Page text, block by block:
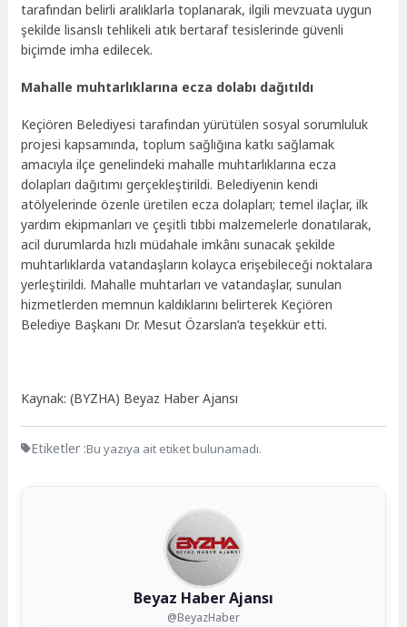
tarafından belirli aralıklarla toplanarak, ilgili mevzuata uygun
şekilde lisanslı tehlikeli atık bertaraf tesislerinde güvenli
biçimde imha edilecek.
Mahalle muhtarlıklarına ecza dolabı dağıtıldı
Keçiören Belediyesi tarafından yürütülen sosyal sorumluluk
projesi kapsamında, toplum sağlığına katkı sağlamak
amacıyla ilçe genelindeki mahalle muhtarlıklarına ecza
dolapları dağıtımı gerçekleştirildi. Belediyenin kendi
atölyelerinde özenle üretilen ecza dolapları; temel ilaçlar, ilk
yardım ekipmanları ve çeşitli tıbbi malzemelerle donatılarak,
acil durumlarda hızlı müdahale imkânı sunacak şekilde
muhtarlıklarda vatandaşların kolayca erişebileceği noktalara
yerleştirildi. Mahalle muhtarları ve vatandaşlar, sunulan
hizmetlerden memnun kaldıklarını belirterek Keçiören
Belediye Başkanı Dr. Mesut Özarslan’a teşekkür etti.
Kaynak: (BYZHA) Beyaz Haber Ajansı
Etiketler :Bu yazıya ait etiket bulunamadı.
Beyaz Haber Ajansı
@BeyazHaber